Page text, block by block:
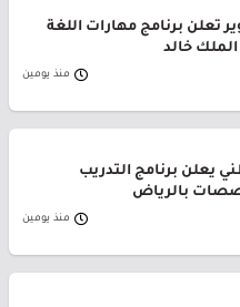
تعلن برنامج مهارات اللغة
الملك خالد
منذ يومين
يعلن برنامج التدريب
بالرياض
منذ يومين